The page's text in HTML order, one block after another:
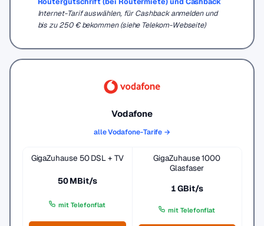
Internet-Tarif auswählen, für Cashback anmelden und
bis zu 250 € bekommen (siehe Telekom-Webseite)
Vodafone
alle Vodafone-Tarife →
GigaZuhause 50 DSL + TV
50 MBit/s
mit Telefonflat
GigaZuhause 1000
Glasfaser
1 GBit/s
mit Telefonflat